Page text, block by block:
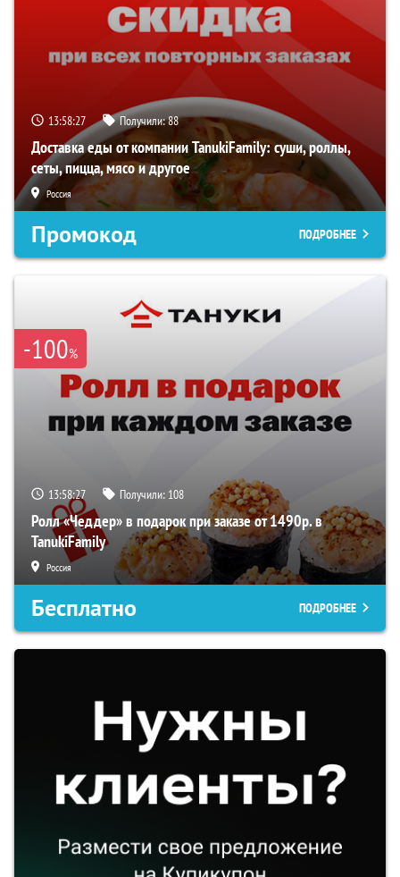
13:58:27 Получили:88
Доставка еды от компании TanukiFamily: суши, роллы,
сеты, пицца, мясо и другое
Россия
Промокод ПОДРОБНЕЕ
-100%
13:58:27 Получили: 108
Ролл «Чеддер» в подарок при заказе от 1490р. в
TanukiFamily
Россия
Бесплатно ПОДРОБНЕЕ